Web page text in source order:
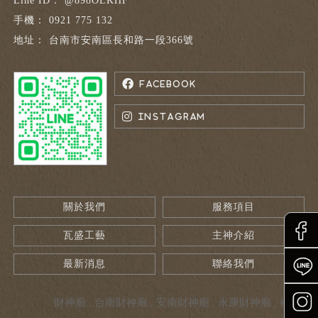
0921 775 132
台南市安南區長和路一段366號
關於我們 服務項目
瓦盛工藝 主神介紹
最新消息 聯絡我們
財神廟 台南財神廟 安南財神廟 永康財神廟 補財庫